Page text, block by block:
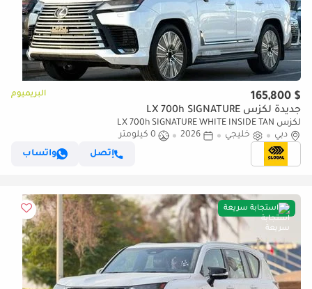
$ 165,800 البريميوم
جديدة لكزس LX 700h SIGNATURE
لكزس LX 700h SIGNATURE WHITE INSIDE TAN
دبي
خليجي 2026
0 كيلومتر
إتصل
واتساب
استجابة سريعة